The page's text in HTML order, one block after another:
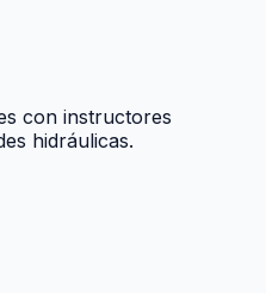
con instructores
hidráulicas.